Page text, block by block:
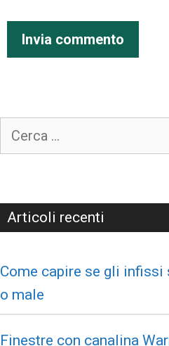
Articoli recenti
Come capire se gli
o male
Finestre con canalina